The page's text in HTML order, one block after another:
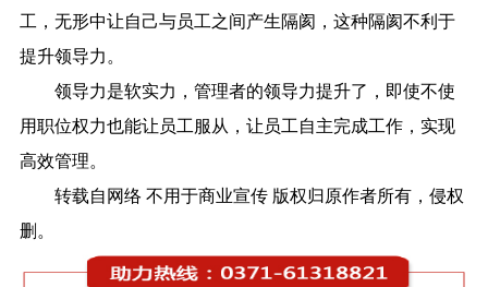
工，无形中让自己与员工之间产生隔阂，这种隔阂不利于
提升领导力。
领导力是软实力，管理者的领导力提升了，即使不使
用职位权力也能让员工服从，让员工自主完成工作，实现
高效管理。
转载自网络 不用于商业宣传 版权归原作者所有，侵权
删。